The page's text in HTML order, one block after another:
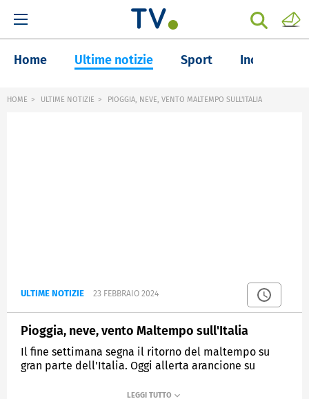
Home Ultime notizie Sport Inchieste
HOME ULTIME NOTIZIE PIOGGIA, NEVE, VENTO MALTEMPO SULL'ITALIA
ULTIME NOTIZIE 23 FEBBRAIO 2024
Pioggia, neve, vento Maltempo sull'Italia
Il fine settimana segna il ritorno del maltempo su
gran parte dell'Italia. Oggi allerta arancione su